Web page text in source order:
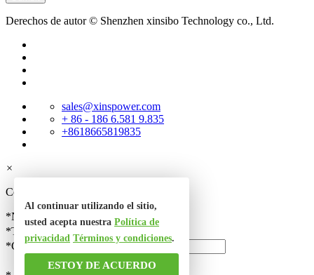
Derechos de autor © Shenzhen xinsibo Technology co., Ltd.
sales@xinspower.com
+ 86 - 186 6.581 9.835
+8618665819835
×
Contacta con nosotros
*Nombre
*Teléfono
*Correo electrónico
Al continuar utilizando el sitio,
usted acepta nuestra Política de
privacidad Términos y condiciones.
ESTOY DE ACUERDO